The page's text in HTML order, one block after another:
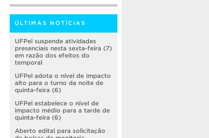
ÚLTIMAS NOTÍCIAS
UFPel suspende atividades
presenciais nesta sexta-feira (7)
em razão dos efeitos do
temporal
UFPel adota o nível de impacto
alto para o turno da noite de
quinta-feira (6)
UFPel estabelece o nível de
impacto médio para a tarde de
quinta-feira (6)
Aberto edital para solicitação